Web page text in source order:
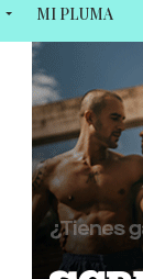
MI PLUMA